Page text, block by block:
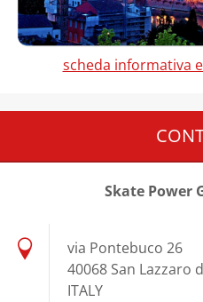
scheda informativa
Skate Power
via Pontebuco 26
40068 San Lazzaro
ITALY